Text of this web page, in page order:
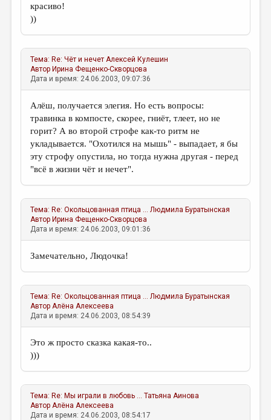
красиво!
))
Тема: Re: Чёт и нечет Алексей Кулешин
Автор Ирина Фещенко-Скворцова
Дата и время: 24.06.2003, 09:07:36
Алёш, получается элегия. Но есть вопросы:
травинка в компосте, скорее, гниёт, тлеет, но не
горит? А во второй строфе как-то ритм не
укладывается. "Охотился на мышь" - выпадает, я бы
эту строфу опустила, но тогда нужна другая - перед
"всё в жизни чёт и нечет".
Тема: Re: Окольцованная птица ... Людмила Буратынская
Автор Ирина Фещенко-Скворцова
Дата и время: 24.06.2003, 09:01:36
Замечательно, Людочка!
Тема: Re: Окольцованная птица ... Людмила Буратынская
АвторАлёна Алексеева
Дата и время: 24.06.2003, 08:54:39
Это ж просто сказка какая-то..
)))
Тема: Re: Мы играли в любовь ... Татьяна Аинова
АвторАлёна Алексеева
Дата и время: 24.06.2003, 08:54:17